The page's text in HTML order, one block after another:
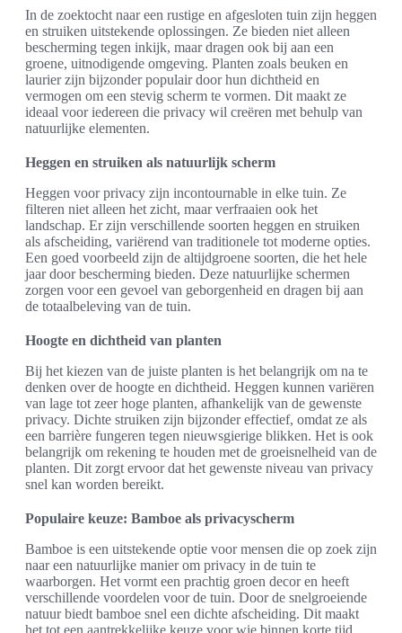
In de zoektocht naar een rustige en afgesloten tuin zijn heggen
en struiken uitstekende oplossingen. Ze bieden niet alleen
bescherming tegen inkijk, maar dragen ook bij aan een
groene, uitnodigende omgeving. Planten zoals beuken en
laurier zijn bijzonder populair door hun dichtheid en
vermogen om een stevig scherm te vormen. Dit maakt ze
ideaal voor iedereen die privacy wil creëren met behulp van
natuurlijke elementen.
Heggen en struiken als natuurlijk scherm
Heggen voor privacy zijn incontournable in elke tuin. Ze
filteren niet alleen het zicht, maar verfraaien ook het
landschap. Er zijn verschillende soorten heggen en struiken
als afscheiding, variërend van traditionele tot moderne opties.
Een goed voorbeeld zijn de altijdgroene soorten, die het hele
jaar door bescherming bieden. Deze natuurlijke schermen
zorgen voor een gevoel van geborgenheid en dragen bij aan
de totaalbeleving van de tuin.
Hoogte en dichtheid van planten
Bij het kiezen van de juiste planten is het belangrijk om na te
denken over de hoogte en dichtheid. Heggen kunnen variëren
van lage tot zeer hoge planten, afhankelijk van de gewenste
privacy. Dichte struiken zijn bijzonder effectief, omdat ze als
een barrière fungeren tegen nieuwsgierige blikken. Het is ook
belangrijk om rekening te houden met de groeisnelheid van de
planten. Dit zorgt ervoor dat het gewenste niveau van privacy
snel kan worden bereikt.
Populaire keuze: Bamboe als privacyscherm
Bamboe is een uitstekende optie voor mensen die op zoek zijn
naar een natuurlijke manier om privacy in de tuin te
waarborgen. Het vormt een prachtig groen decor en heeft
verschillende voordelen voor de tuin. Door de snelgroeiende
natuur biedt bamboe snel een dichte afscheiding. Dit maakt
het tot een aantrekkelijke keuze voor wie binnen korte tijd